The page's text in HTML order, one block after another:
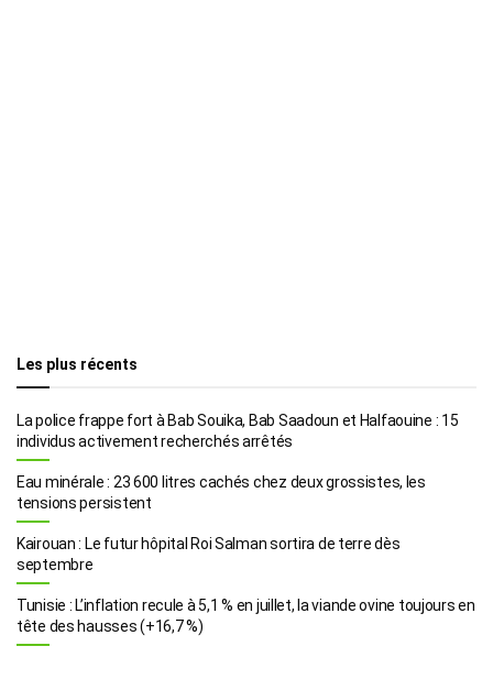
Les plus récents
La police frappe fort à Bab Souika, Bab Saadoun et Halfaouine : 15
individus activement recherchés arrêtés
Eau minérale : 23 600 litres cachés chez deux grossistes, les
tensions persistent
Kairouan : Le futur hôpital Roi Salman sortira de terre dès
septembre
Tunisie : L’inflation recule à 5,1 % en juillet, la viande ovine toujours en
tête des hausses (+16,7 %)